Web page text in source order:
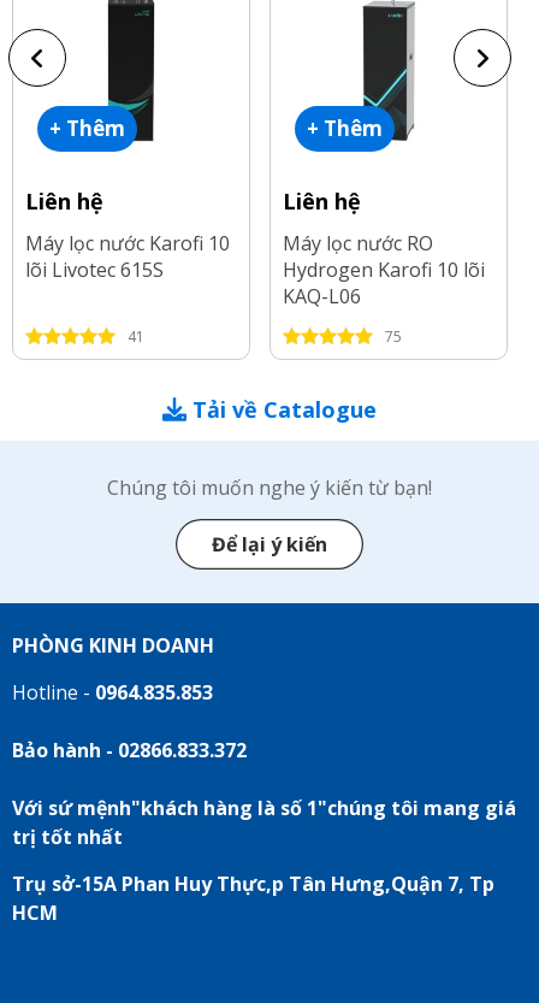
+ Thêm
Liên hệ
Máy lọc nước Karofi 10
lõi Livotec 615S
41
+ Thêm
Liên hệ
Máy lọc nước RO
Hydrogen Karofi 10 lõi
KAQ-L06
75
Tải về Catalogue
Chúng tôi muốn nghe ý kiến từ bạn!
Để lại ý kiến
PHÒNG KINH DOANH
Hotline - 0964.835.853
Bảo hành - 02866.833.372
Với sứ mệnh"khách hàng là số 1"chúng tôi mang giá
trị tốt nhất
Trụ sở-15A Phan Huy Thực,p Tân Hưng,Quận 7, Tp
HCM